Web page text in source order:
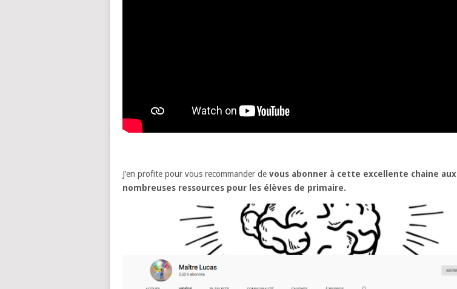
J’en profite pour vous recommander de vous abonner à cette excellente chaine aux
nombreuses ressources pour les élèves de primaire.